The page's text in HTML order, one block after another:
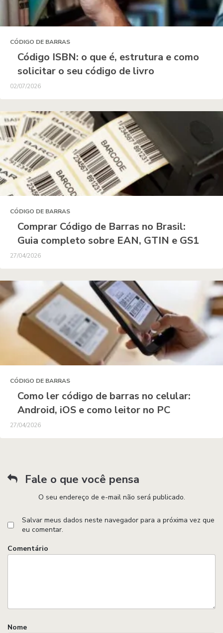
CÓDIGO DE BARRAS
Código ISBN: o que é, estrutura e como
solicitar o seu código de livro
02/07/2026
CÓDIGO DE BARRAS
Comprar Código de Barras no Brasil:
Guia completo sobre EAN, GTIN e GS1
27/04/2026
CÓDIGO DE BARRAS
Como ler código de barras no celular:
Android, iOS e como leitor no PC
27/04/2026
Fale o que você pensa
O seu endereço de e-mail não será publicado.
Nome
Salvar meus dados neste navegador para a próxima vez que
eu comentar.
Comentário